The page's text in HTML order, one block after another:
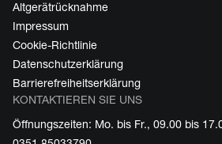
Altgerätrücknahme
Impressum
Cookie-Richtlinie
Datenschutzerklärung
Barrierefreiheitserklärung
KONTAKTIEREN SIE UNS
Öffnungszeiten: Mo. bis Fr., 09.00 bis